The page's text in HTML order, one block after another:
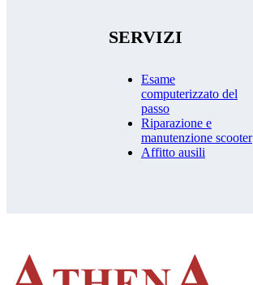
SERVIZI
Esame
computerizzato del
passo
Riparazione e
manutenzione scooter
Affitto ausili